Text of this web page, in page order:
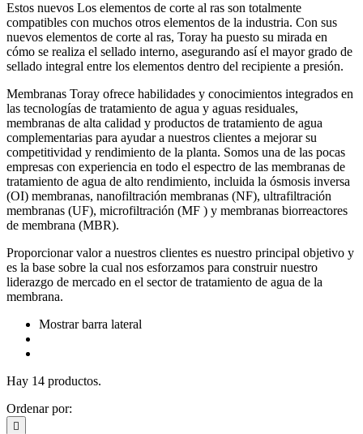
Estos nuevos Los elementos de corte al ras son totalmente
compatibles con muchos otros elementos de la industria. Con sus
nuevos elementos de corte al ras, Toray ha puesto su mirada en
cómo se realiza el sellado interno, asegurando así el mayor grado de
sellado integral entre los elementos dentro del recipiente a presión.
Membranas Toray ofrece habilidades y conocimientos integrados en
las tecnologías de tratamiento de agua y aguas residuales,
membranas de alta calidad y productos de tratamiento de agua
complementarias para ayudar a nuestros clientes a mejorar su
competitividad y rendimiento de la planta. Somos una de las pocas
empresas con experiencia en todo el espectro de las membranas de
tratamiento de agua de alto rendimiento, incluida la ósmosis inversa
(OI) membranas, nanofiltración membranas (NF), ultrafiltración
membranas (UF), microfiltración (MF ) y membranas biorreactores
de membrana (MBR).
Proporcionar valor a nuestros clientes es nuestro principal objetivo y
es la base sobre la cual nos esforzamos para construir nuestro
liderazgo de mercado en el sector de tratamiento de agua de la
membrana.
Mostrar barra lateral
Hay 14 productos.
Ordenar por:
